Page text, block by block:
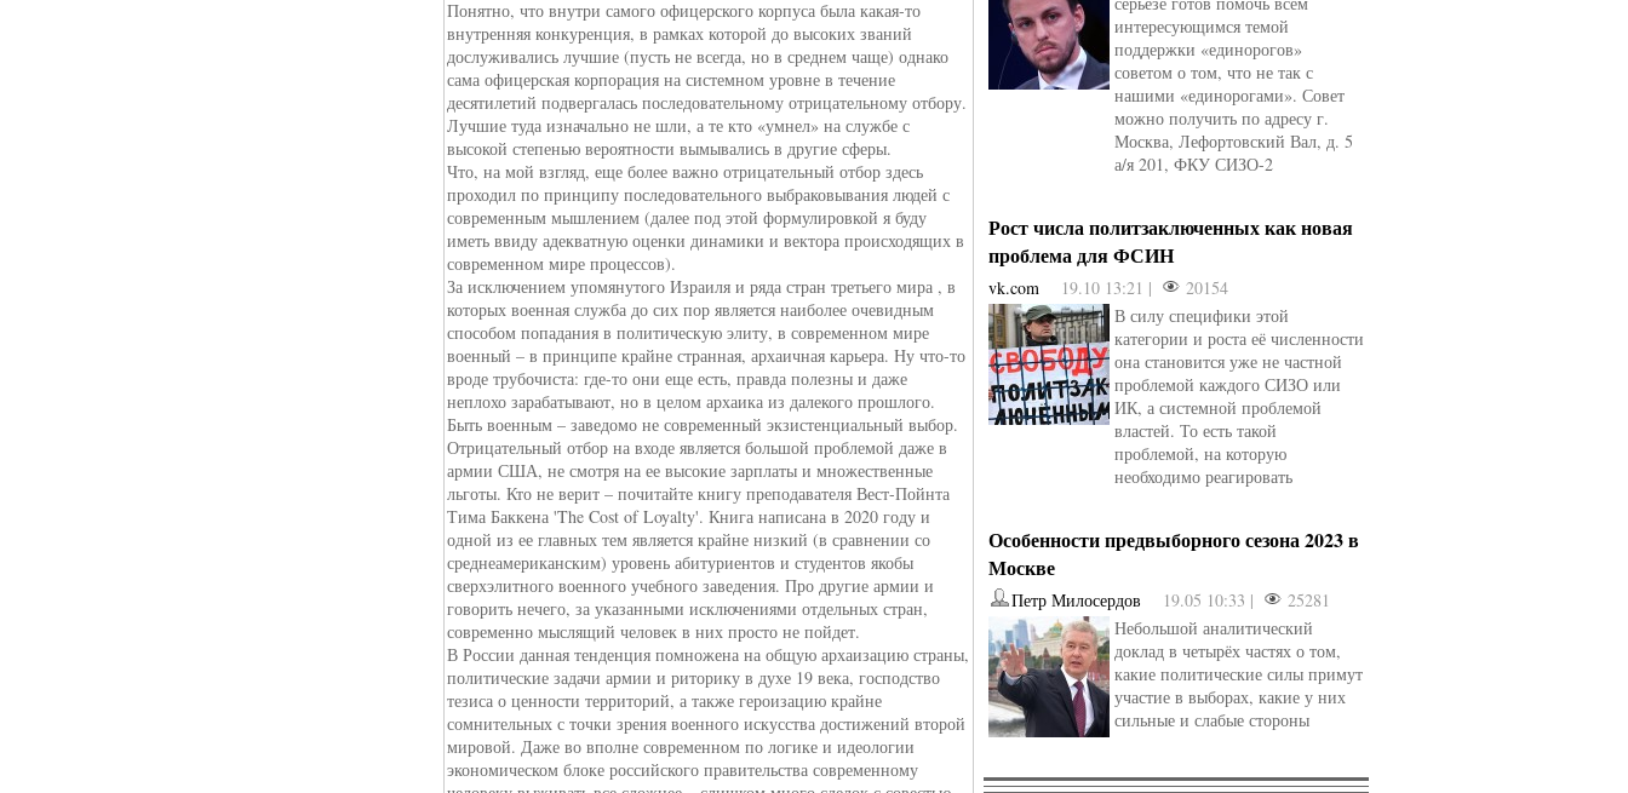
Понятно, что внутри самого офицерского корпуса была какая-то
внутренняя конкуренция, в рамках которой до высоких званий
дослуживались лучшие (пусть не всегда, но в среднем чаще) однако
сама офицерская корпорация на системном уровне в течение
десятилетий подвергалась последовательному отрицательному отбору.
Лучшие туда изначально не шли, а те кто «умнел» на службе с
высокой степенью вероятности вымывались в другие сферы.
Что, на мой взгляд, еще более важно отрицательный отбор здесь
проходил по принципу последовательного выбраковывания людей с
современным мышлением (далее под этой формулировкой я буду
иметь ввиду адекватную оценки динамики и вектора происходящих в
современном мире процессов).
За исключением упомянутого Израиля и ряда стран третьего мира , в
которых военная служба до сих пор является наиболее очевидным
способом попадания в политическую элиту, в современном мире
военный – в принципе крайне странная, архаичная карьера. Ну что-то
вроде трубочиста: где-то они еще есть, правда полезны и даже
неплохо зарабатывают, но в целом архаика из далекого прошлого.
Быть военным – заведомо не современный экзистенциальный выбор.
Отрицательный отбор на входе является большой проблемой даже в
армии США, не смотря на ее высокие зарплаты и множественные
льготы. Кто не верит – почитайте книгу преподавателя Вест-Пойнта
Тима Баккена 'The Cost of Loyalty'. Книга написана в 2020 году и
одной из ее главных тем является крайне низкий (в сравнении со
среднеамериканским) уровень абитуриентов и студентов якобы
сверхэлитного военного учебного заведения. Про другие армии и
говорить нечего, за указанными исключениями отдельных стран,
современно мыслящий человек в них просто не пойдет.
В России данная тенденция помножена на общую архаизацию страны,
политические задачи армии и риторику в духе 19 века, господство
тезиса о ценности территорий, а также героизацию крайне
сомнительных с точки зрения военного искусства достижений второй
мировой. Даже во вполне современном по логике и идеологии
экономическом блоке российского правительства современному
интересующимся темой
поддержки «единорогов»
советом о том, что не так с
нашими «единорогами». Совет
можно получить по адресу г.
Москва, Лефортовский Вал, д. 5
а/я 201, ФКУ СИЗО-2
Рост числа политзаключенных как новая
проблема для ФСИН
vk.com 19.10 13:21 |
20154
В силу специфики этой
категории и роста её численности
она становится уже не частной
проблемой каждого СИЗО или
ИК, а системной проблемой
властей. То есть такой
проблемой, на которую
необходимо реагировать
Особенности предвыборного сезона 2023 в
Москве
Петр Милосердов 19.05 10:33 |
25281
Небольшой аналитический
доклад в четырёх частях о том,
какие политические силы примут
участие в выборах, какие у них
сильные и слабые стороны